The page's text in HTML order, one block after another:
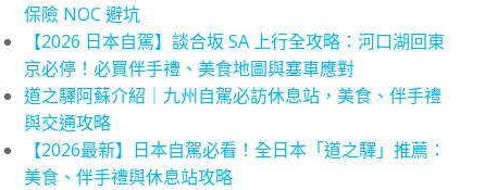
保險 NOC 避坑
【2026 日本自駕】談合坂 SA 上行全攻略：河口湖回東
京必停！必買伴手禮、美食地圖與塞車應對
道之驛阿蘇介紹｜九州自駕必訪休息站，美食、伴手禮
與交通攻略
【2026最新】日本自駕必看！全日本「道之驛」推薦：
美食、伴手禮與休息站攻略